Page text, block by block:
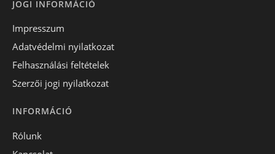
JOGI INFORMÁCIÓ
Impresszum
Adatvédelmi nyilatkozat
Felhasználási feltételek
Szerzői jogi nyilatkozat
INFORMÁCIÓ
Rólunk